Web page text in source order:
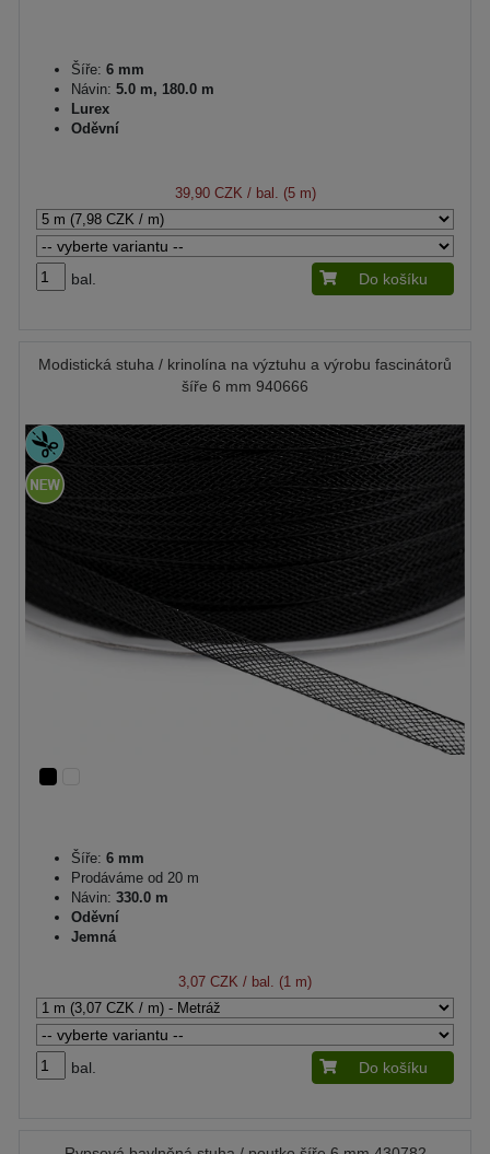
Šíře: 6 mm
Návin: 5.0 m, 180.0 m
Lurex
Oděvní
39,90 CZK / bal. (5 m)
bal. Do košíku
Modistická stuha / krinolína na výztuhu a výrobu fascinátorů
šíře 6 mm 940666
Šíře: 6 mm
Prodáváme od 20 m
Návin: 330.0 m
Oděvní
Jemná
3,07 CZK / bal. (1 m)
bal. Do košíku